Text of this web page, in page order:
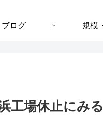
ブログ 規模
工場休止にみ